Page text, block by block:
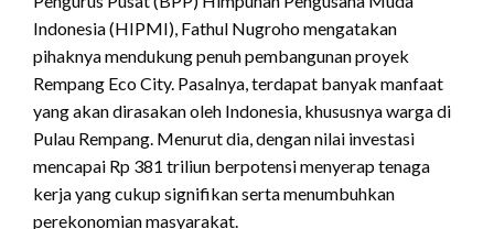
Indonesia (HIPMI), Fathul Nugroho mengatakan
pihaknya mendukung penuh pembangunan proyek
Rempang Eco City. Pasalnya, terdapat banyak manfaat
yang akan dirasakan oleh Indonesia, khususnya warga di
Pulau Rempang. Menurut dia, dengan nilai investasi
mencapai Rp 381 triliun berpotensi menyerap tenaga
kerja yang cukup signifikan serta menumbuhkan
perekonomian masyarakat.